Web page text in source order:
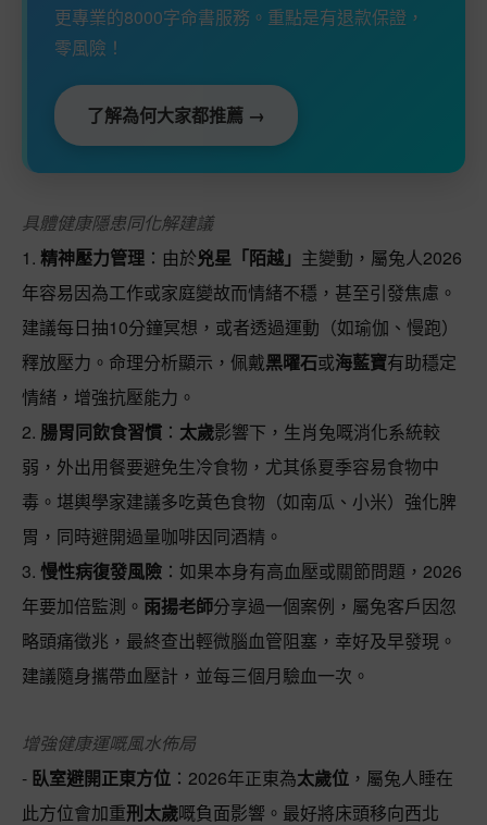
更專業的8000字命書服務。重點是有退款保證，
零風險！
了解為何大家都推薦 →
具體健康隱患同化解建議
1. 精神壓力管理 ：由於兇星「陌越」 主變動，屬兔人2026
年容易因為工作或家庭變故而情緒不穩，甚至引發焦慮。
建議每日抽10分鐘冥想，或者透過運動（如瑜伽、慢跑）
釋放壓力。命理分析顯示，佩戴黑曜石或海藍寶有助穩定
情緒，增強抗壓能力。
2. 腸胃同飲食習慣 ： 太歲影響下，生肖兔嘅消化系統較
弱，外出用餐要避免生冷食物，尤其係夏季容易食物中
毒。堪輿學家建議多吃黃色食物（如南瓜、小米）強化脾
胃，同時避開過量咖啡因同酒精。
3. 慢性病復發風險 ：如果本身有高血壓或關節問題，2026
年要加倍監測。 雨揚老師分享過一個案例，屬兔客戶因忽
略頭痛徵兆，最終查出輕微腦血管阻塞，幸好及早發現。
建議隨身攜帶血壓計，並每三個月驗血一次。
增強健康運嘅風水佈局
- 臥室避開正東方位 ：2026年正東為太歲位 ，屬兔人睡在
此方位會加重刑太歲嘅負面影響。最好將床頭移向西北